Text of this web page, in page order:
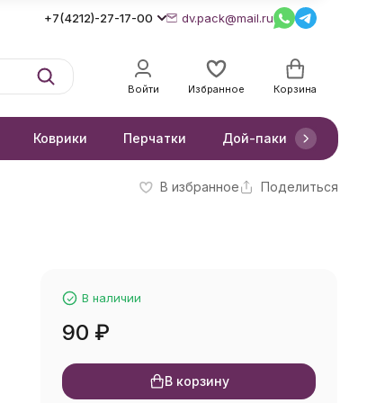
+7(4212)-27-17-00 dv.pack@mail.ru
Войти Избранное Корзина
Коврики Перчатки Дой-паки
В избранное Поделиться
В наличии
90 ₽
В корзину